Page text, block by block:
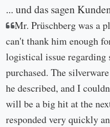
... und das sagen
Mr. Prüschberg was a
can't thank him enough
logistical issue regarding
purchased. The
he described, and I
will be a big hit at the
responded very quickly